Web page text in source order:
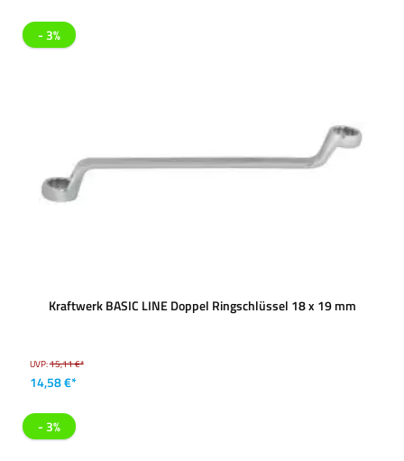
- 3%
Kraftwerk BASIC LINE Doppel Ringschlüssel 18 x 19 mm
UVP:15,11 €*
14,58 €*
- 3%